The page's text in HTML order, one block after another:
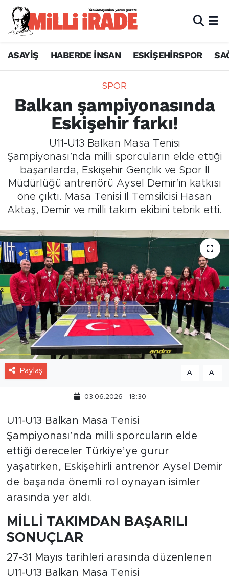
ASAYİŞ HABERDE İNSAN ESKİŞEHİRSPOR
SPOR
Balkan şampiyonasında
Eskişehir farkı!
U11-U13 Balkan Masa Tenisi
Şampiyonası’nda milli sporcuların elde ettiği
başarılarda, Eskişehir Gençlik ve Spor İl
Müdürlüğü antrenörü Aysel Demir’in katkısı
öne çıktı. Masa Tenisi İl Temsilcisi Hasan
Aktaş, Demir ve milli takım ekibini tebrik etti.
Paylaş A- A+
03.06.2026 - 18:30
U11-U13 Balkan Masa Tenisi
Şampiyonası’nda milli sporcuların elde
ettiği dereceler Türkiye’ye gurur
yaşatırken, Eskişehirli antrenör Aysel Demir
de başarıda önemli rol oynayan isimler
arasında yer aldı.
MİLLİ TAKIMDAN BAŞARILI
SONUÇLAR
27-31 Mayıs tarihleri arasında düzenlenen
U11-U13 Balkan Masa Tenisi